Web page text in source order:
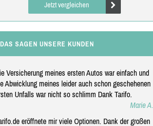
Jetzt vergleichen
DAS SAGEN UNSERE KUNDEN
Versicherung meines ersten Autos war einfach und
Abwicklung meines leider auch schon geschehenen
Unfalls war nicht so schlimm Dank Tarifo.
Marie A.
eröffnete mir viele Optionen. Dank der großen